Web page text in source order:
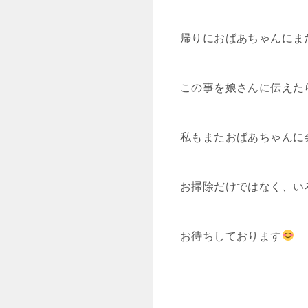
帰りにおばあちゃんに
この事を娘さんに伝え
私もまたおばあちゃん
お掃除だけではなく、
お待ちしております